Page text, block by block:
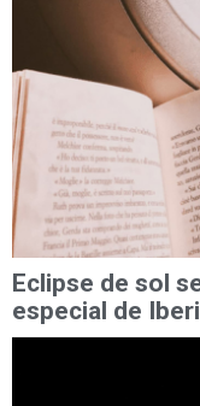
Eclipse de sol
especial de